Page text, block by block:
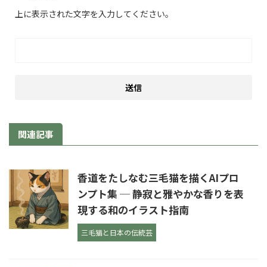
上に表示された文字を入力してください。
関連記事
香道をたしなむ三毛猫を描くAIプロ
ンプト集 ─ 静寂と雅やかな香りを表
現する和のイラスト指南
三毛猫と日本の伝統芸